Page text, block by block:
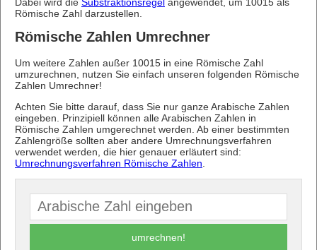
Dabei wird die Substraktionsregel angewendet, um 10015 als
Römische Zahl darzustellen.
Römische Zahlen Umrechner
Um weitere Zahlen außer 10015 in eine Römische Zahl
umzurechnen, nutzen Sie einfach unseren folgenden Römische
Zahlen Umrechner!
Achten Sie bitte darauf, dass Sie nur ganze Arabische Zahlen
eingeben. Prinzipiell können alle Arabischen Zahlen in
Römische Zahlen umgerechnet werden. Ab einer bestimmten
Zahlengröße sollten aber andere Umrechnungsverfahren
verwendet werden, die hier genauer erläutert sind:
Umrechnungsverfahren Römische Zahlen
umrechnen!